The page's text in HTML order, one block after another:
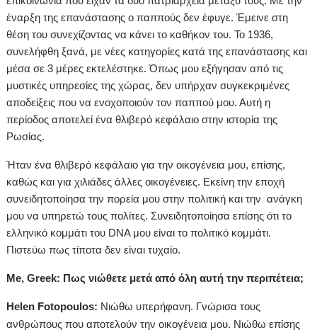
έναρξη της επανάστασης ο παππούς δεν έφυγε. Έμεινε στη
θέση του συνεχίζοντας να κάνει το καθήκον του. Το 1936,
συνελήφθη ξανά, με νέες κατηγορίες κατά της επανάστασης και
μέσα σε 3 μέρες εκτελέστηκε. Όπως μου εξήγησαν από τις
μυστικές υπηρεσίες της χώρας, δεν υπήρχαν συγκεκριμένες
αποδείξεις που να ενοχοποιούν τον παππού μου. Αυτή η
περίοδος αποτελεί ένα θλιβερό κεφάλαιο στην ιστορία της
Ρωσίας.
Ήταν ένα θλιβερό κεφάλαιο για την οικογένεια μου, επίσης,
καθώς και για χιλιάδες άλλες οικογένειες. Εκείνη την εποχή
συνειδητοποίησα την πορεία μου στην πολιτική και την ανάγκη
μου να υπηρετώ τους πολίτες. Συνειδητοποίησα επίσης ότι το
ελληνικό κομμάτι του DNA μου είναι το πολιτικό κομμάτι.
Πιστεύω πως τίποτα δεν είναι τυχαίο.
Me, Greek: Πως νιώθετε μετά από όλη αυτή την περιπέτεια;
Helen Fotopoulos: Νιώθω υπερήφανη. Γνώρισα τους
ανθρώπους που αποτελούν την οικογένεια μου. Νιώθω επίσης